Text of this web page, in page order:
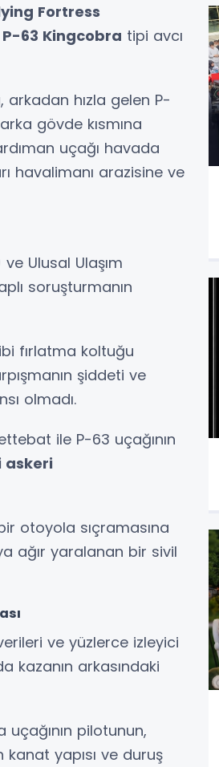
Fortress
P-63 Kingcobra tipi avcı
arkadan hızla gelen P-
gövde kısmına
uçağı havada
havalimanı arazisine ve
ve Ulusal Ulaşım
soruşturmanın
fırlatma koltuğu
şiddeti ve
olmadı.
ile P-63 uçağının
askeri
otoyola sıçramasına
ağır yaralanan bir sivil
ve yüzlerce izleyici
kazanın arkasındaki
uçağının pilotunun,
kanat yapısı ve duruş